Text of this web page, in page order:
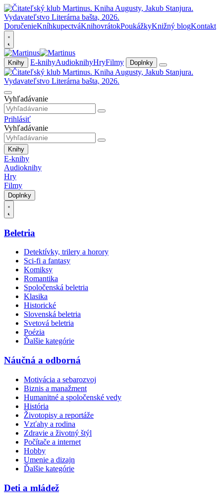
DoručenieKníhkupectváKnihovrátokPoukážkyKnižný blogKontakt
Knihy E-knihyAudioknihyHryFilmy Doplnky
Vyhľadávanie
Prihlásiť
Vyhľadávanie
Knihy
E-knihy
Audioknihy
Hry
Filmy
Doplnky
Beletria
Detektívky, trilery a horory
Sci-fi a fantasy
Komiksy
Romantika
Spoločenská beletria
Klasika
Historické
Slovenská beletria
Svetová beletria
Poézia
Ďalšie kategórie
Náučná a odborná
Motivácia a sebarozvoj
Biznis a manažment
Humanitné a spoločenské vedy
História
Životopisy a reportáže
Vzťahy a rodina
Zdravie a životný štýl
Počítače a internet
Hobby
Umenie a dizajn
Ďalšie kategórie
Deti a mládež